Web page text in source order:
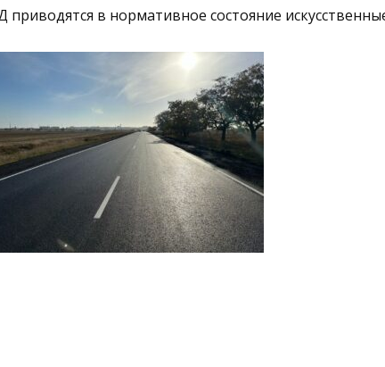
в нормативное состояние